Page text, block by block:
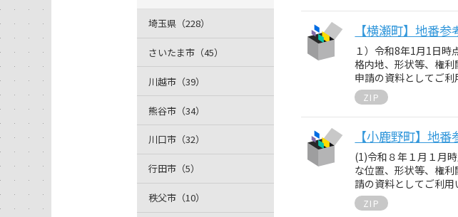
【横瀬町】地番
１）令和8年1月1日時
格内地、形状等、権
申請の資料としてご利
ZIP
【小鹿野町】地
(1)令和８年１月１月
な位置、形状等、権
請の資料としてご利用
ZIP
埼玉県（228）
さいたま市（45）
川越市（39）
熊谷市（34）
川口市（32）
行田市（5）
秩父市（10）